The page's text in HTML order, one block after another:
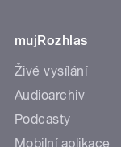
mujRozhlas
Živé vysílání
Audioarchiv
Podcasty
Mobilní aplikace